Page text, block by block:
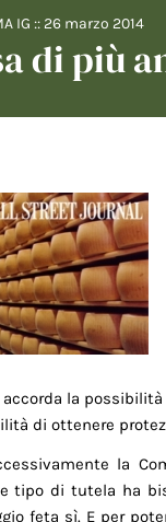
IG :: 26 marzo 2014
di più
accorda la
di ottenere
la
tipo di tutela ha
feta sì. E per